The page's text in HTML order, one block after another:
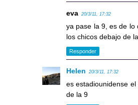
eva 20/3/11, 17:32
ya pase la 9, es de lo
los chicos debajo de
Responder
Helen 20/3/11, 17:32
es estadiounidense el
de la 9